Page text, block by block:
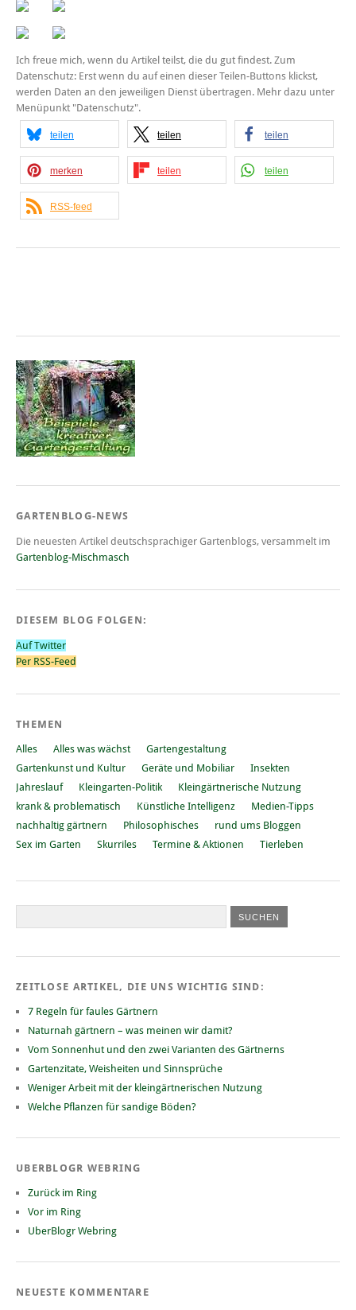
Ich freue mich, wenn du Artikel teilst, die du gut findest. Zum
Datenschutz: Erst wenn du auf einen dieser Teilen-Buttons klickst,
werden Daten an den jeweiligen Dienst übertragen. Mehr dazu unter
Menüpunkt "Datenschutz".
teilen teilen teilen
merken teilen teilen
RSS-feed
GARTENBLOG-NEWS
Die neuesten Artikel deutschsprachiger Gartenblogs, versammelt im
Gartenblog-Mischmasch
DIESEM BLOG FOLGEN:
Auf Twitter
Per RSS-Feed
THEMEN
Alles Alles was wächst
Gartengestaltung
Gartenkunst und Kultur
Geräte und Mobiliar
Insekten
Jahreslauf
Kleingarten-Politik
Kleingärtnerische Nutzung
krank & problematisch
Künstliche Intelligenz
Medien-Tipps
nachhaltig gärtnern
Philosophisches
rund ums Bloggen
Sex im Garten
Skurriles Termine & Aktionen Tierleben
ZEITLOSE ARTIKEL, DIE UNS WICHTIG SIND:
7 Regeln für faules Gärtnern
Naturnah gärtnern – was meinen wir damit?
Vom Sonnenhut und den zwei Varianten des Gärtnerns
Gartenzitate, Weisheiten und Sinnsprüche
Weniger Arbeit mit der kleingärtnerischen Nutzung
Welche Pflanzen für sandige Böden?
UBERBLOGR WEBRING
Zurück im Ring
Vor im Ring
UberBlogr Webring
NEUESTE KOMMENTARE